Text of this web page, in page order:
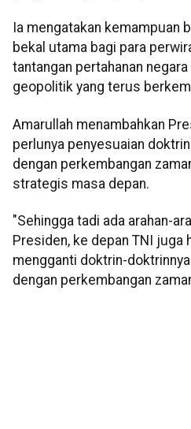
Ia mengatakan kemampuan
bekal utama bagi para
tantangan pertahanan
geopolitik yang terus
Amarullah menambahkan
perlunya penyesuaian
dengan perkembangan
strategis masa depan.
"Sehingga tadi ada arahan-
Presiden, ke depan TNI juga
mengganti doktrin-
dengan perkembangan